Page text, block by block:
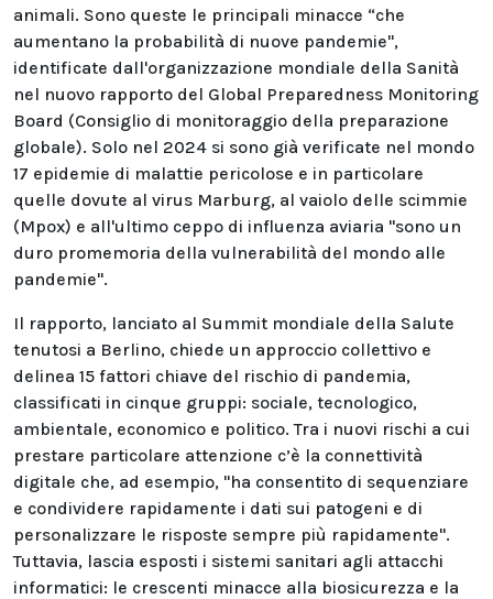
animali. Sono queste le principali minacce “che
aumentano la probabilità di nuove pandemie",
identificate dall'organizzazione mondiale della Sanità
nel nuovo rapporto del Global Preparedness Monitoring
Board (Consiglio di monitoraggio della preparazione
globale). Solo nel 2024 si sono già verificate nel mondo
17 epidemie di malattie pericolose e in particolare
quelle dovute al virus Marburg, al vaiolo delle scimmie
(Mpox) e all'ultimo ceppo di influenza aviaria "sono un
duro promemoria della vulnerabilità del mondo alle
pandemie".
Il rapporto, lanciato al Summit mondiale della Salute
tenutosi a Berlino, chiede un approccio collettivo e
delinea 15 fattori chiave del rischio di pandemia,
classificati in cinque gruppi: sociale, tecnologico,
ambientale, economico e politico. Tra i nuovi rischi a cui
prestare particolare attenzione c’è la connettività
digitale che, ad esempio, "ha consentito di sequenziare
e condividere rapidamente i dati sui patogeni e di
personalizzare le risposte sempre più rapidamente".
Tuttavia, lascia esposti i sistemi sanitari agli attacchi
informatici: le crescenti minacce alla biosicurezza e la